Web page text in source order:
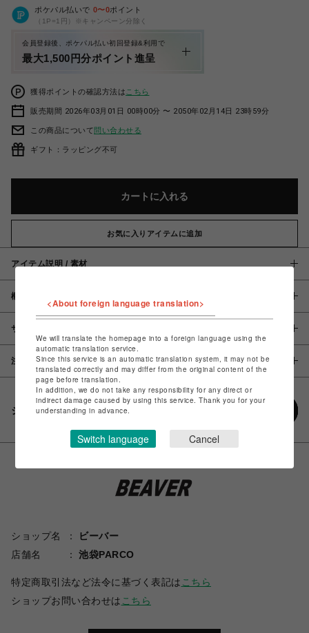
ポケパル払いで 0〜0ポイント
（1P=1円）※キャンペーン分除く
会員登録後、ポケパル払い初回登録&利用で
最大1,500円分ポイント進呈
獲得ポイントの確認方法は こちら
販売期間 2026年03月01日 00時00分 〜 2050年02月14日 23時59分
この商品について問い合わせる
ギフト：ラッピング不可
カートに入れる
お気に入りアイテムに追加
アイテム説明 / 素材
概要
サイズ
注意事項
シェアする
ショップ名
ビーバー
店舗名
池袋PARCO
特定商取引法など法令に基づく表記は こちら
ショップお問い合わせは こちら
<About foreign language translation>
We will translate the homepage into a foreign language using the
automatic translation service.
Since this service is an automatic translation system, it may not be
translated correctly and may differ from the original content of the
page before translation.
In addition, we do not take any responsibility for any direct or
indirect damage caused by using this service. Thank you for your
understanding in advance.
Switch language Cancel